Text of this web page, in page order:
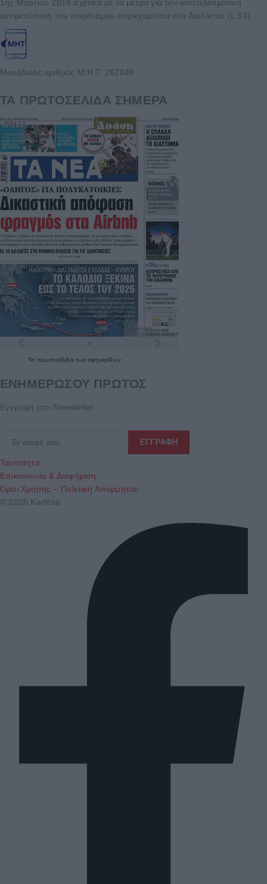
1ης Μαρτίου 2018 σχετικά με τα μέτρα για την αποτελεσματική
αντιμετώπιση του παράνομου περιεχομένου στο διαδίκτυο (L 63).
Μοναδικός αριθμός Μ.Η.Τ. 262048
ΤΑ ΠΡΩΤΟΣΕΛΙΔΑ ΣΗΜΕΡΑ
Τα πρωτοσέλιδατων εφημερίδων
ΕΝΗΜΕΡΩΣΟΥ ΠΡΩΤΟΣ
Εγγραφή στο Newsletter
Ταυτότητα
Επικοινωνία & Διαφήμιση
Όροι Χρήσης – Πολιτική Απορρήτου
© 2026 Karfitsa